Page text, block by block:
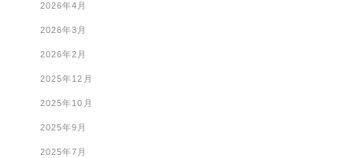
2026年4月
2026年3月
2026年2月
2025年12月
2025年10月
2025年9月
2025年7月